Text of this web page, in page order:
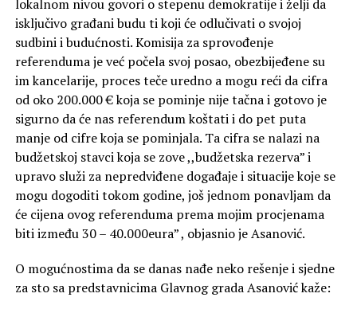
lokalnom nivou govori o stepenu demokratije i želji da
isključivo građani budu ti koji će odlučivati o svojoj
sudbini i budućnosti. Komisija za sprovođenje
referenduma je već počela svoj posao, obezbijeđene su
im kancelarije, proces teče uredno a mogu reći da cifra
od oko 200.000 € koja se pominje nije tačna i gotovo je
sigurno da će nas referendum koštati i do pet puta
manje od cifre koja se pominjala. Ta cifra se nalazi na
budžetskoj stavci koja se zove ,,budžetska rezerva” i
upravo služi za nepredviđene događaje i situacije koje se
mogu dogoditi tokom godine, još jednom ponavljam da
će cijena ovog referenduma prema mojim procjenama
biti između 30 – 40.000eura” , objasnio je Asanović.
O mogućnostima da se danas nađe neko rešenje i sjedne
za sto sa predstavnicima Glavnog grada Asanović kaže: